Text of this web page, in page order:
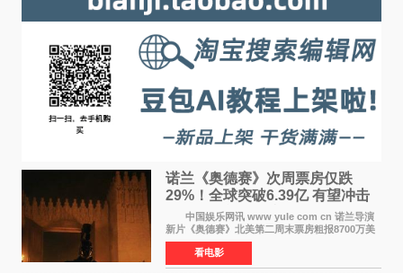
诺兰《奥德赛》次周票房仅跌
29%！全球突破6.39亿 有望冲击
13亿成诺兰最卖座电影
中国娱乐网讯 www yule com cn 诺兰导演
新片《奥德赛》北美第二周末票房粗报8700万美
元（周五至周日：2600万&rarr;3460万
&rarr;2640万），较首周1 24亿美元仅下跌29
6%，走势极为强劲，远超
看电影